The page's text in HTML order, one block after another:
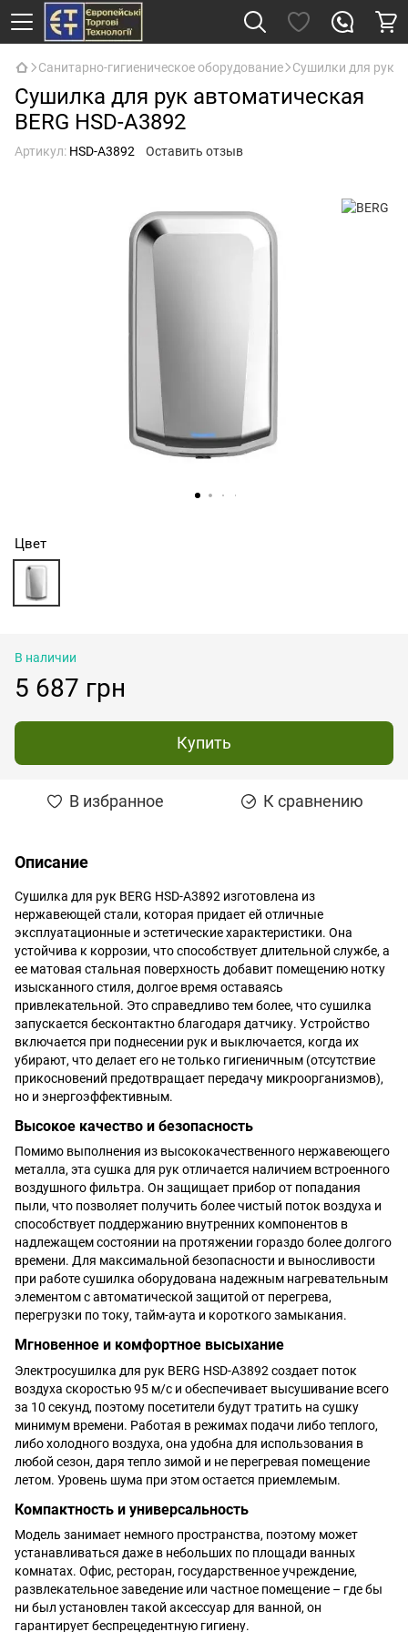
Санитарно-гигиеническое оборудование Сушилки для рук
Сушилка для рук автоматическая
BERG HSD-A3892
Артикул: HSD-A3892 Оставить отзыв
Цвет
В наличии
5 687 грн
Купить
В избранное К сравнению
Описание
Сушилка для рук BERG HSD-A3892 изготовлена ​​из
нержавеющей стали, которая придает ей отличные
эксплуатационные и эстетические характеристики. Она
устойчива к коррозии, что способствует длительной службе, а
ее матовая стальная поверхность добавит помещению нотку
изысканного стиля, долгое время оставаясь
привлекательной. Это справедливо тем более, что сушилка
запускается бесконтактно благодаря датчику. Устройство
включается при поднесении рук и выключается, когда их
убирают, что делает его не только гигиеничным (отсутствие
прикосновений предотвращает передачу микроорганизмов),
но и энергоэффективным.
Высокое качество и безопасность
Помимо выполнения из высококачественного нержавеющего
металла, эта сушка для рук отличается наличием встроенного
воздушного фильтра. Он защищает прибор от попадания
пыли, что позволяет получить более чистый поток воздуха и
способствует поддержанию внутренних компонентов в
надлежащем состоянии на протяжении гораздо более долгого
времени. Для максимальной безопасности и выносливости
при работе сушилка оборудована надежным нагревательным
элементом с автоматической защитой от перегрева,
перегрузки по току, тайм-аута и ​​короткого замыкания.
Мгновенное и комфортное высыхание
Электросушилка для рук BERG HSD-A3892 создает поток
воздуха скоростью 95 м/с и обеспечивает высушивание всего
за 10 секунд, поэтому посетители будут тратить на сушку
минимум времени. Работая в режимах подачи либо теплого,
либо холодного воздуха, она удобна для использования в
любой сезон, даря тепло зимой и не перегревая помещение
летом. Уровень шума при этом остается приемлемым.
Компактность и универсальность
Модель занимает немного пространства, поэтому может
устанавливаться даже в небольших по площади ванных
комнатах. Офис, ресторан, государственное учреждение,
развлекательное заведение или частное помещение – где бы
ни был установлен такой аксессуар для ванной, он
гарантирует беспрецедентную гигиену.